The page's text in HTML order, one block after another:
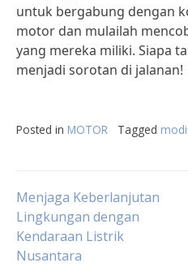
untuk bergabung dengan
motor dan mulailah
yang mereka miliki. Siapa
menjadi sorotan di jalanan!
Posted in MOTOR Tagged
Post
navigation
Menjaga Keberlanjutan
Lingkungan dengan
Kendaraan Listrik
Nusantara